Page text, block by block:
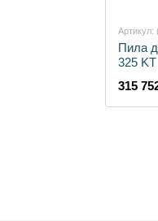
Артикул:
Пила
325 KT
315